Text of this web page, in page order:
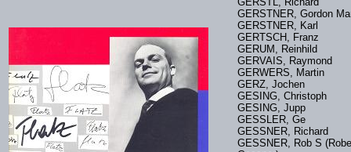
GERSTNER, Gordon
GERSTNER, Karl
GERTSCH, Franz
GERUM, Reinhild
GERVAIS, Raymond
GERWERS, Martin
GERZ, Jochen
GESING, Christoph
GESING, Jupp
GESSLER, Ge
GESSNER, Richard
GESSNER, Rob S